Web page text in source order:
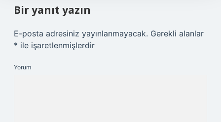
Bir yanıt yazın
E-posta adresiniz yayınlanmayacak. Gerekli alanlar
* ile işaretlenmişlerdir
Yorum